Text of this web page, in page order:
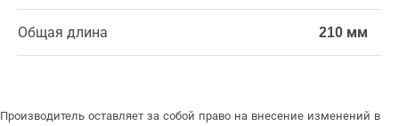
Общая длина 210 мм
Производитель оставляет за собой право на внесение изменений в